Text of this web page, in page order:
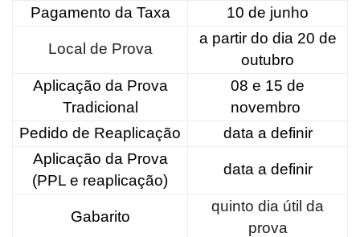
Pagamento da Taxa
10 de junho
Local de Prova
a partir do dia 20 de
outubro
Aplicação da Prova
Tradicional
08 e 15 de
novembro
Pedido de Reaplicação
data a definir
Aplicação da Prova
(PPL e reaplicação)
data a definir
Gabarito
quinto dia útil da
prova